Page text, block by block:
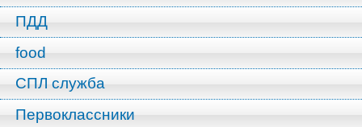
ПДД
food
СПЛ служба
Первоклассники